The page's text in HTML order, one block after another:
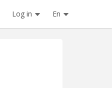
Log in En